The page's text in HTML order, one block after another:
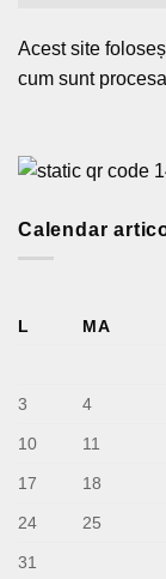
Acest site
cum sunt
Calendar
L MA
3 4
10 11
17 18
24 25
31